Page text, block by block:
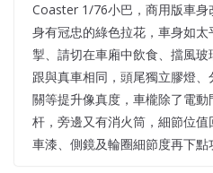
Coaster 1/76小巴，商用版車
身有冠忠的綠色拉花，車身如
掣、請切在車廂中飲食、擋風
跟與真車相同，頭尾獨立膠燈
關等提升像真度，車櫳除了電
杆，旁邊又有消火筒，細節位
車漆、側鏡及輪圈細節度再下點